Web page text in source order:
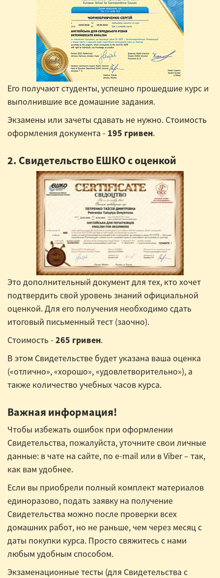
Его получают студенты, успешно прошедшие курс и
выполнившие все домашние задания.
Экзамены или зачеты сдавать не нужно. Стоимость
оформления документа - 195 гривен.
2. Свидетельство ЕШКО с оценкой
Это дополнительный документ для тех, кто хочет
подтвердить свой уровень знаний официальной
оценкой. Для его получения необходимо сдать
итоговый письменный тест (заочно).
Стоимость - 265 гривен.
В этом Свидетельстве будет указана ваша оценка
(«отлично», «хорошо», «удовлетворительно»), а
также количество учебных часов курса.
Важная информация!
Чтобы избежать ошибок при оформлении
Свидетельства, пожалуйста, уточните свои личные
данные: в чате на сайте, по e-mail или в Viber – так,
как вам удобнее.
Если вы приобрели полный комплект материалов
единоразово, подать заявку на получение
Свидетельства можно после проверки всех
домашних работ, но не раньше, чем через месяц с
даты покупки курса. Просто свяжитесь с нами
любым удобным способом.
Экзаменационные тесты (для Свидетельства с